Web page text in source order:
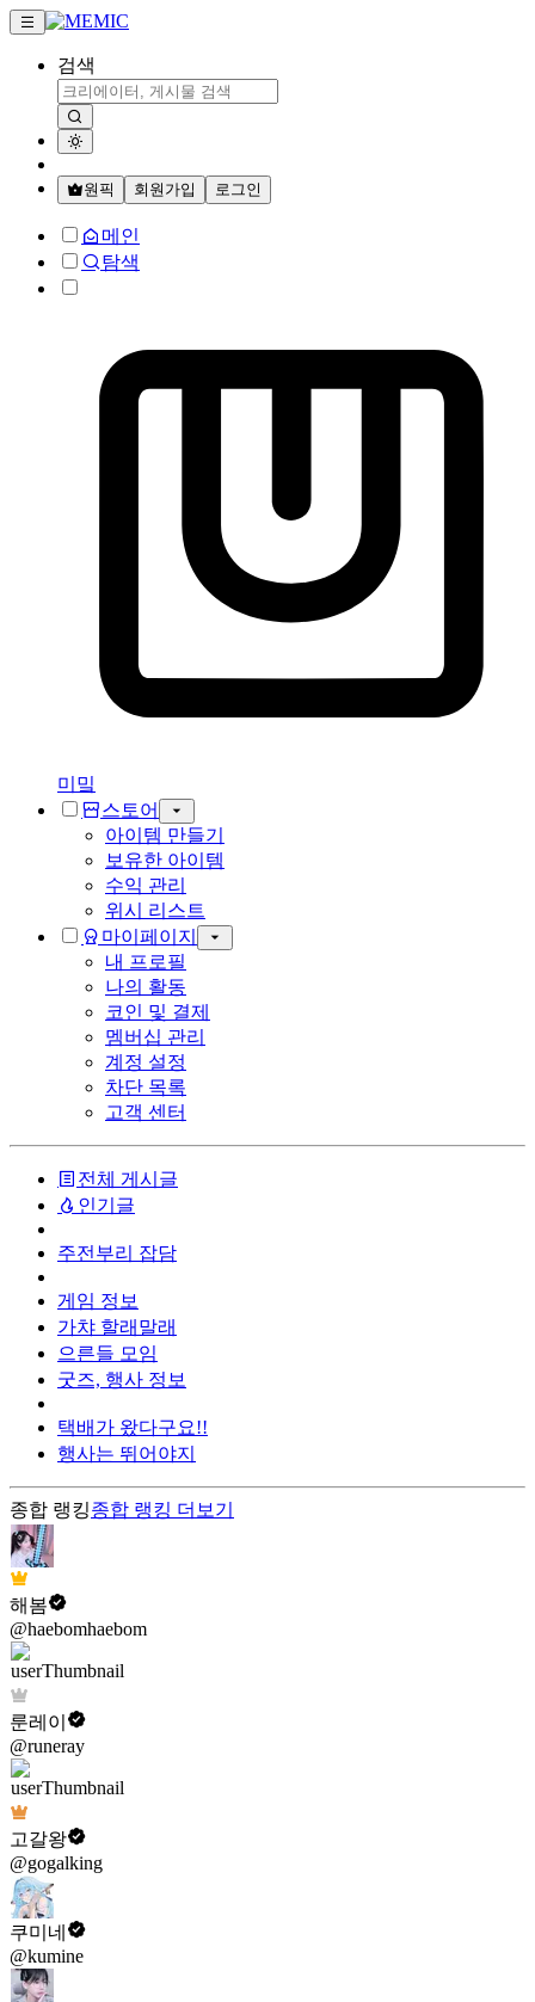
검색
원픽 회원가입 로그인
메인
탐색
미밐
스토어
아이템 만들기
보유한 아이템
수익 관리
위시 리스트
마이페이지
내 프로필
나의 활동
코인 및 결제
멤버십 관리
계정 설정
차단 목록
고객 센터
전체 게시글
인기글
주전부리 잡담
게임 정보
가챠 할래말래
으른들 모임
굿즈, 행사 정보
택배가 왔다구요!!
행사는 뛰어야지
종합 랭킹종합 랭킹 더보기
해봄
@haebomhaebom
룬레이
@runeray
고갈왕
@gogalking
쿠미네
@kumine